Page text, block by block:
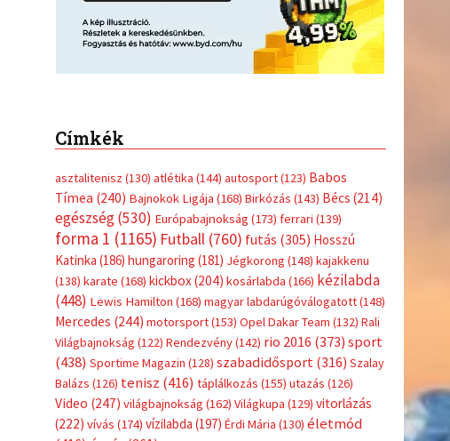
Címkék
asztalitenisz (130) atlétika (144) autosport(123) Babos
Tímea (240) Bajnokok Ligája (168) Birkózás (143) Bécs (214)
egészség(530) Európabajnokság (173) ferrari (139)
forma 1 (1165) Futball(760) futás (305) Hosszú
Katinka (186) hungaroring (181) Jégkorong (148) kajakkenu
(138) karate (168) kickbox(204) kosárlabda (166) kézilabda
(448) Lewis Hamilton (168) magyar labdarúgóválogatott(148)
Mercedes (244) motorsport(153) Opel Dakar Team (132) Rali
Világbajnokság (122) Rendezvény(142) rio 2016 (373) sport
(438) Sportime Magazin (128) szabadidősport (316) Szalay
Balázs (126) tenisz (416) táplálkozás (155) utazás (126)
Video (247) világbajnokság (162) Világkupa (129) vitorlázás
(222) vívás (174) vízilabda (197) Érdi Mária (130) életmód